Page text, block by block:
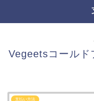
Vegeetsコールド
支払い方法